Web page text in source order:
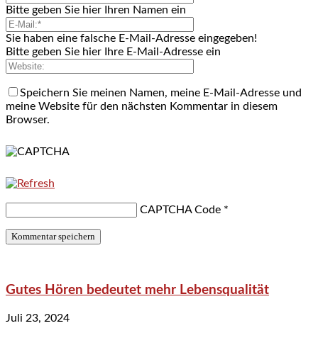
Bitte geben Sie hier Ihren Namen ein
Sie haben eine falsche E-Mail-Adresse eingegeben!
Bitte geben Sie hier Ihre E-Mail-Adresse ein
Speichern Sie meinen Namen, meine E-Mail-Adresse und
meine Website für den nächsten Kommentar in diesem
Browser.
CAPTCHA Code *
Gutes Hören bedeutet mehr Lebensqualität
Juli 23, 2024